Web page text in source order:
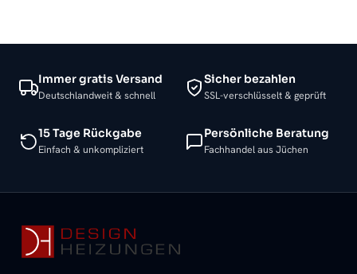
Immer gratis Versand
Deutschlandweit & schnell
Sicher bezahlen
SSL-verschlüsselt & geprüft
15 Tage Rückgabe
Einfach & unkompliziert
Persönliche Beratung
Fachhandel aus Jüchen